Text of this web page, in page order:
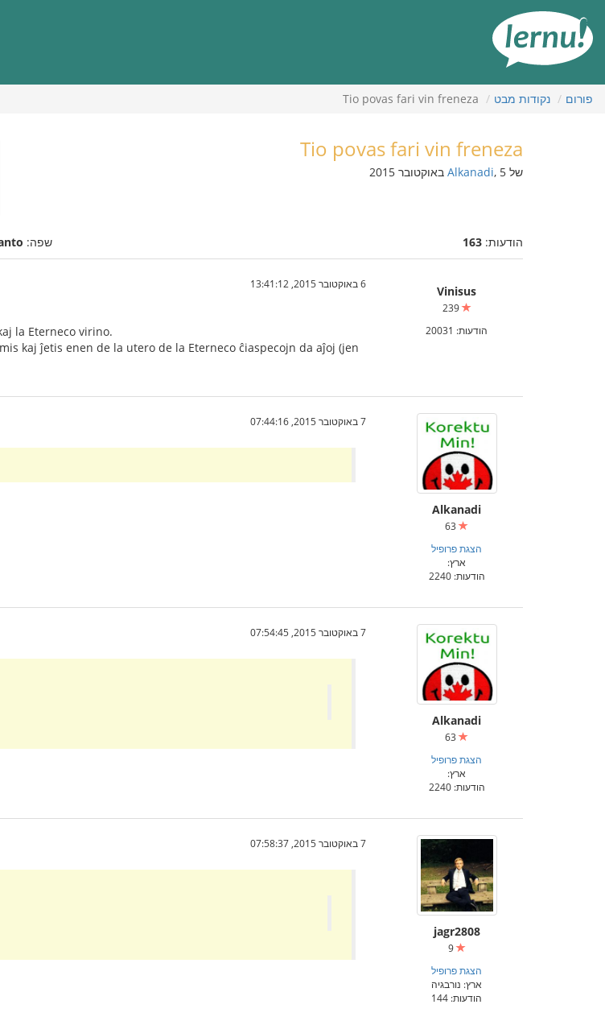
העניינים
פורום נקודות מבט Tio povas fari vin freneza
Tio povas fari vin freneza
של Alkanadi, 5 באוקטובר 2015
הודעות: 163 שפה:
Vinisus
239
הודעות: 20031
6 באוקטובר 2015, 13:41:12
la Eterneco virino.
kaj ĵetis enen de la utero de la Eterneco ĉiaspecojn da aĵoj (jen
Alkanadi
הצגת פרופיל
ארץ:
הודעות: 2240
7 באוקטובר 2015, 07:44:16
Alkanadi
הצגת פרופיל
ארץ:
הודעות: 2240
7 באוקטובר 2015, 07:54:45
jagr2808
9
הצגת פרופיל
ארץ: נורבגיה
הודעות: 144
7 באוקטובר 2015, 07:58:37